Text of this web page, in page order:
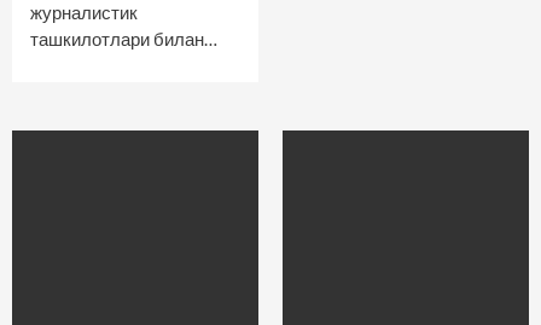
журналистик
ташкилотлари билан…